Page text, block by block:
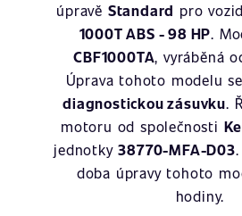
úpravě Standard pro
1000T ABS - 98 HP.
CBF1000TA, vyráběná
Úprava tohoto modelu
diagnostickou zásuvku.
motoru od společnosti
jednotky38770-MFA-D03
doba úpravy tohoto
hodiny.